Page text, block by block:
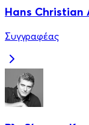
Hans Christian
Συγγραφέας